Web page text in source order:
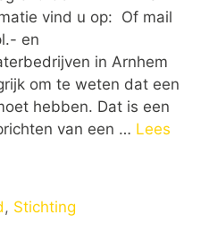
vind u op: Of mail
en
in Arnhem
om te weten dat een
hebben. Dat is een
van een … Lees
, Stichting